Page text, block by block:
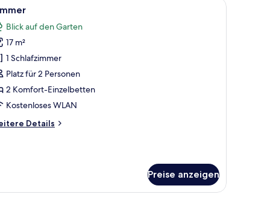
6
Blick auf den Garten
17 m²
1 Schlafzimmer
Platz für 2 Personen
2 Komfort-Einzelbetten
Kostenloses WLAN
Details
Preise anzeigen